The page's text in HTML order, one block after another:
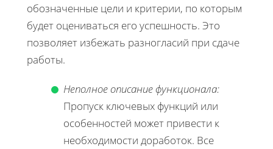
обозначенные цели и критерии, по которым
будет оцениваться его успешность. Это
позволяет избежать разногласий при сдаче
работы.
Неполное описание функционала:
Пропуск ключевых функций или
особенностей может привести к
необходимости доработок. Все